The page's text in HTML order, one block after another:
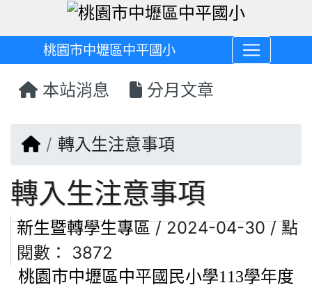
桃園市中壢區中平國小
本站消息 分月文章
回首頁
轉入生注意事項
轉入生注意事項
新生暨轉學生專區/ 2024-04-30 / 點
閱數： 3872
桃園市中壢區中平國民小學113學年度